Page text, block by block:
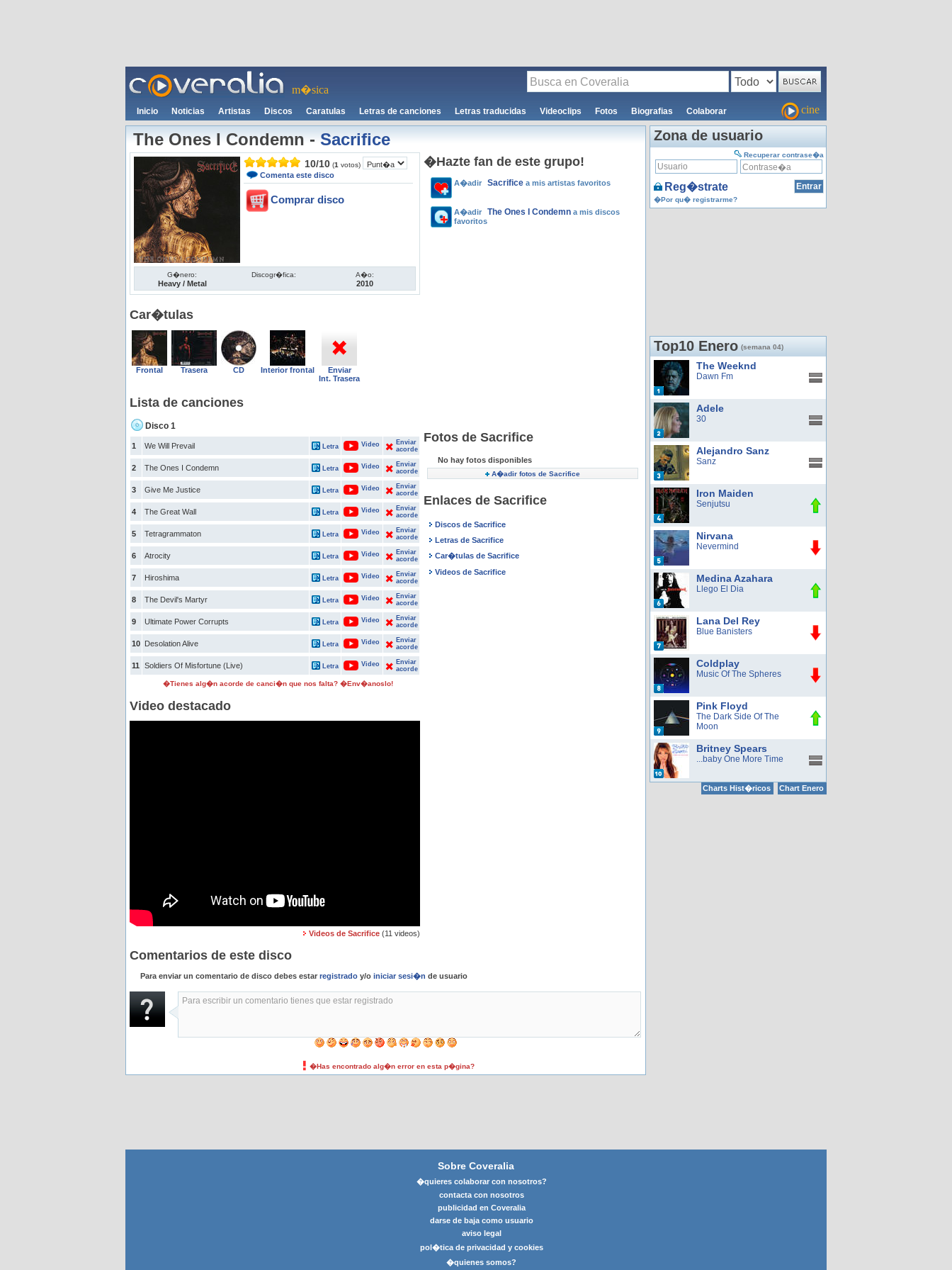
m�sica
Inicio Noticias Artistas Discos Caratulas Letras de canciones Letras traducidas Videoclips Fotos Biografias Colaborar cine
The Ones I Condemn-Sacrifice
10/10 (1 votos)
Comenta este disco
Comprar disco
G�nero:
Heavy / Metal
Discogr�fica: A�o:
2010
Car�tulas
Frontal Trasera CD Interior frontal
Enviar
Int. Trasera
Lista de canciones
Disco 1
1 We Will Prevail Letra Video
Enviar
acorde
2 The Ones I Condemn Letra Video
Enviar
acorde
3 Give Me Justice Letra Video
Enviar
acorde
4 The Great Wall Letra Video
Enviar
acorde
5 Tetragrammaton Letra Video
Enviar
acorde
6 Atrocity Letra Video
Enviar
acorde
7 Hiroshima Letra Video
Enviar
acorde
8 The Devil's Martyr Letra Video
Enviar
acorde
9 Ultimate Power Corrupts Letra Video
Enviar
acorde
10 Desolation Alive Letra Video
Enviar
acorde
11 Soldiers Of Misfortune (Live) Letra Video
Enviar
acorde
�Tienes alg�n acorde de canci�n que nos falta? �Env�anoslo!
Video destacado
Videos de Sacrifice (11 videos)
�Hazte fan de este grupo!
A�adir Sacrifice a mis artistas favoritos
A�adir The Ones I Condemn a mis discos
favoritos
Fotos de Sacrifice
No hay fotos disponibles
A�adir fotos de Sacrifice
Enlaces de Sacrifice
Discos de Sacrifice
Letras de Sacrifice
Car�tulas de Sacrifice
Videos de Sacrifice
Comentarios de este disco
Para enviar un comentario de disco debes estar registrado y/o iniciar sesi�n de usuario
�Has encontrado alg�n error en esta p�gina?
Zona de usuario
Recuperar contrase�a
Reg�strate
�Por qu� registrarme?
Top10 Enero (semana 04)
The Weeknd
Dawn Fm
Adele
30
Alejandro Sanz
Sanz
Iron Maiden
Senjutsu
Nirvana
Nevermind
Medina Azahara
Llego El Dia
Lana Del Rey
Blue Banisters
Coldplay
Music Of The Spheres
Pink Floyd
The Dark Side Of The
Moon
Britney Spears
...baby One More Time
Charts Hist�ricos Chart Enero
Sobre Coveralia
�quieres colaborar con nosotros?
contacta con nosotros
publicidad en Coveralia
darse de baja como usuario
aviso legal
pol�tica de privacidad y cookies
�quienes somos?